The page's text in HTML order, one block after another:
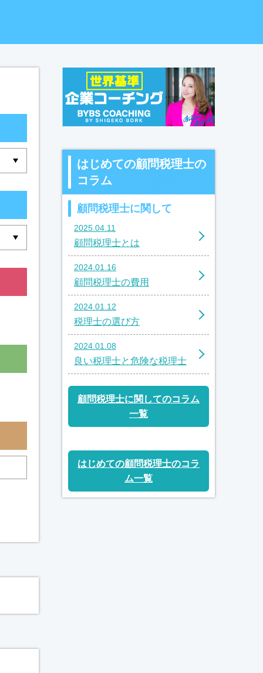
はじめての顧問税理士の
コラム
顧問税理士に関して
2025.04.11
顧問税理士とは
2024.01.16
顧問税理士の費用
2024.01.12
税理士の選び方
2024.01.08
良い税理士と危険な税理士
顧問税理士に関してのコラム
一覧
はじめての顧問税理士のコラ
ム一覧